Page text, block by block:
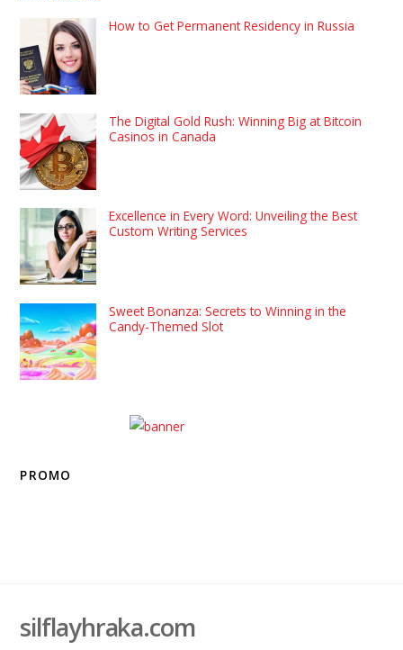
How to Get Permanent Residency in Russia
The Digital Gold Rush: Winning Big at Bitcoin
Casinos in Canada
Excellence in Every Word: Unveiling the Best
Custom Writing Services
Sweet Bonanza: Secrets to Winning in the
Candy-Themed Slot
PROMO
silflayhraka.com